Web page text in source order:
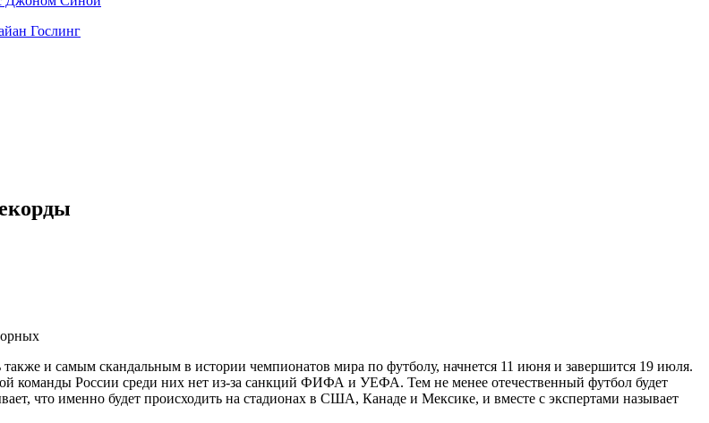
Гослинг
и самым скандальным в истории чемпионатов мира по футболу, начнется 11 июня и завершится 19 июля.
команды России среди них нет из-за санкций ФИФА и УЕФА. Тем не менее отечественный футбол будет
что именно будет происходить на стадионах в США, Канаде и Мексике, и вместе с экспертами называет